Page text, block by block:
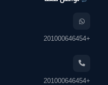
+201000646454
+201000646454